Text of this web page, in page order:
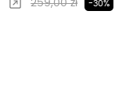
Regularna cena
259,00 zł -30%